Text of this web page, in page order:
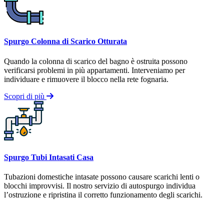
Spurgo Colonna di Scarico Otturata
Quando la colonna di scarico del bagno è ostruita possono
verificarsi problemi in più appartamenti. Interveniamo per
individuare e rimuovere il blocco nella rete fognaria.
Scopri di più
Spurgo Tubi Intasati Casa
Tubazioni domestiche intasate possono causare scarichi lenti o
blocchi improvvisi. Il nostro servizio di autospurgo individua
l’ostruzione e ripristina il corretto funzionamento degli scarichi.